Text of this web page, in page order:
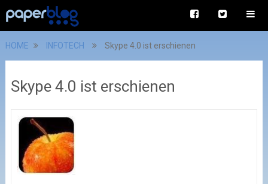
HOME INFOTECH Skype 4.0 ist erschienen
Skype 4.0 ist erschienen